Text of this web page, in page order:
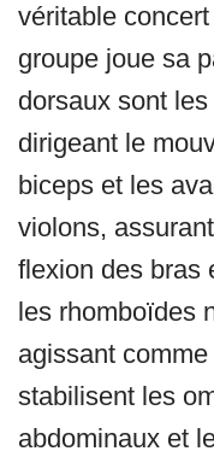
véritable
groupe joue sa
dorsaux sont les
dirigeant le
biceps et les
violons,
flexion des bras
les rhomboïdes
agissant
stabilisent les
abdominaux et